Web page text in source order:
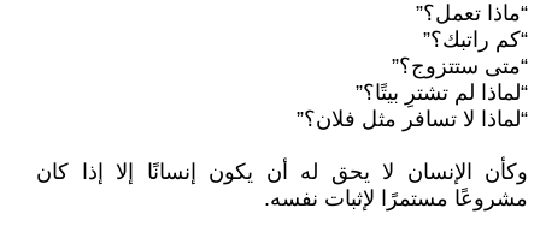
“ماذا تعمل؟”
“كم راتبك؟”
“متى ستتزوج؟”
“لماذا لم تشترِ بيتًا؟”
“لماذا لا تسافر مثل فلان؟”
وكأن الإنسان لا يحق له أن يكون إنسانًا إلا إذا كان
مشروعًا مستمرًا لإثبات نفسه.